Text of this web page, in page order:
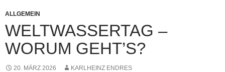
ALLGEMEIN
WELTWASSERTAG –
WORUM GEHT’S?
20. MÄRZ 2026 KARLHEINZ ENDRES